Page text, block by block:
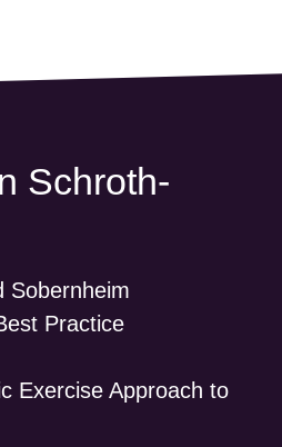
Schroth-
Sobernheim
Practice
Exercise Approach to